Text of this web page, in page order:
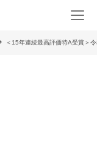
＜15年連続最高評価特A受賞＞